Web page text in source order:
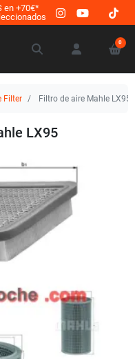
en +70€*
0
Filter Filtro de aire Mahle LX95
LX95